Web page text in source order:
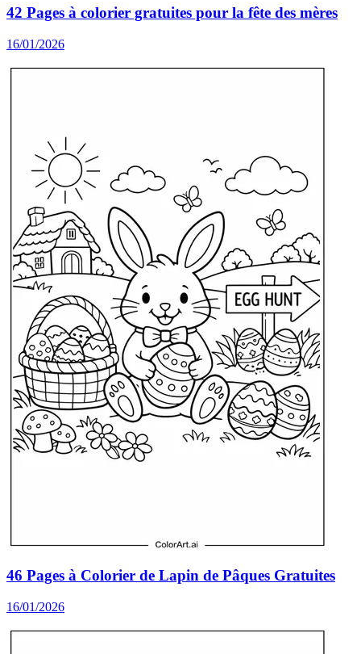
42 Pages à colorier gratuites pour la fête des mères
16/01/2026
46 Pages à Colorier de Lapin de Pâques Gratuites
16/01/2026